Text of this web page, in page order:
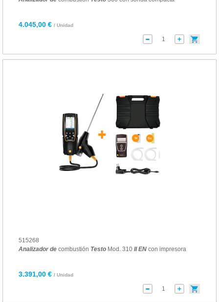
4.045,00 € / Unidad
515268
Analizador decombustión TestoMod. 310 II ENcon impresora
3.391,00 € / Unidad